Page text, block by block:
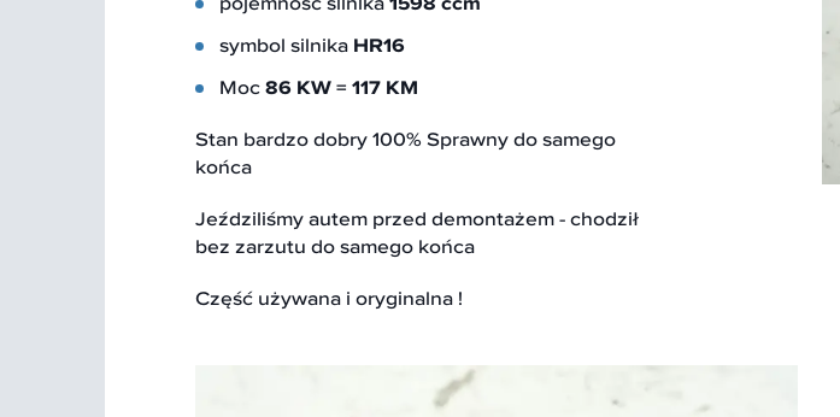
symbol silnika HR16
Moc86 KW = 117 KM
Stan bardzo dobry 100% Sprawny do samego
końca
Jeździliśmy autem przed demontażem - chodził
bez zarzutu do samego końca
Część używana i oryginalna !